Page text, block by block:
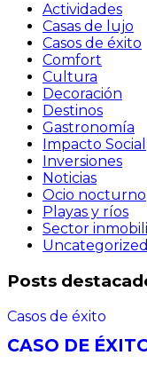
Actividades
Casas de lujo
Casos de éxito
Comfort
Cultura
Decoración
Destinos
Gastronomía
Impacto Social
Inversiones
Noticias
Ocio nocturno
Playas y ríos
Sector
Uncategorized
Posts
Casos de éxito
CASO DE